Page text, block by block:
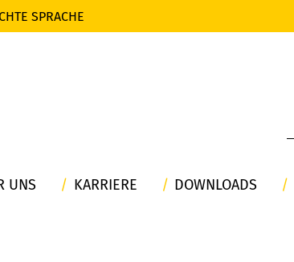
SPRACHE
UNS KARRIERE DOWNLOADS